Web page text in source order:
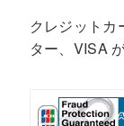
クレジット
ター、VISA